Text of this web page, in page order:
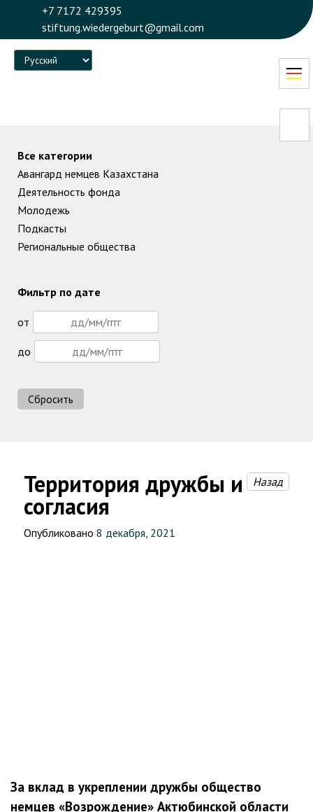
+7 7172 429395
stiftung.wiedergeburt@gmail.com
Language
Территория дружбы и
согласия
Назад
Опубликовано8 декабря, 2021
За вклад в укреплении дружбы общество
немцев «Возрождение» Актюбинской области
Все категории
Авангард немцев Казахстана
Деятельность фонда
Молодежь
Подкасты
Региональные общества
Фильтр по дате
от
до
Сбросить